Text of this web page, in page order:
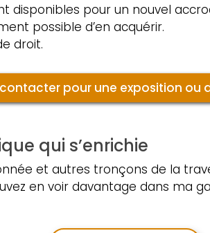
disponibles pour un nouvel
possible d’en acquérir.
droit.
pour une exposition ou
qui s’enrichie
et autres tronçons de la
en voir davantage dans ma